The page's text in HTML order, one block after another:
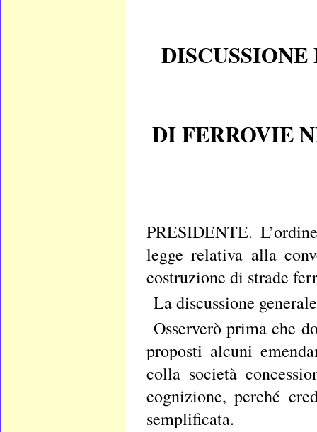
DI FERROVIE
PRESIDENTE.
legge relativa alla
costruzione di strade
La discussione
Osserverò prima che
proposti alcuni
colla società
cognizione, perché
semplificata.